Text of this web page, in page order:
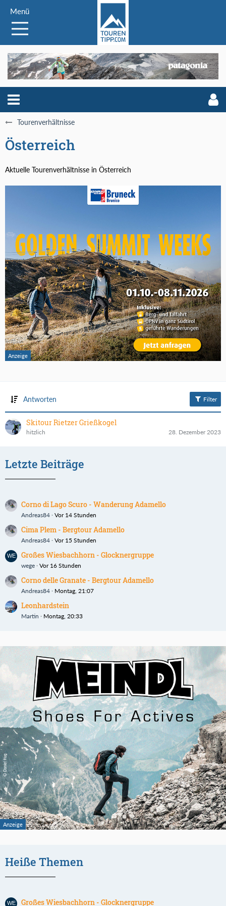
Menü
Tourenverhältnisse
Österreich
Aktuelle Tourenverhältnisse in Österreich
Antworten Filter
Skitour Rietzer Grießkogel
hitzlich 28. Dezember 2023
Letzte Beiträge
Corno di Lago Scuro - Wanderung Adamello
Andreas84 Vor 14 Stunden
Cima Plem - Bergtour Adamello
Andreas84 Vor 15 Stunden
Großes Wiesbachhorn - Glocknergruppe
wege Vor 16 Stunden
Corno delle Granate - Bergtour Adamello
Andreas84 Montag, 21:07
Leonhardstein
Martin Montag, 20:33
Heiße Themen
Großes Wiesbachhorn - Glocknergruppe